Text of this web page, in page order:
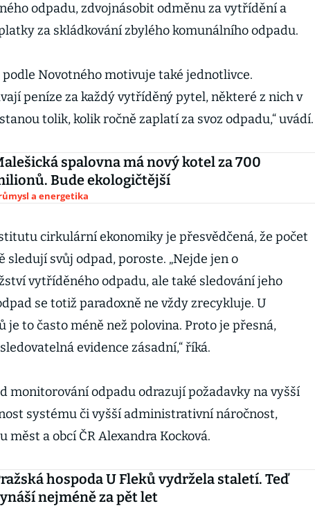
odpadu, zdvojnásobit odměnu za vytřídění a
za skládkování zbylého komunálního odpadu.
Novotného motivuje také jednotlivce.
peníze za každý vytříděný pytel, některé z nich v
tolik, kolik ročně zaplatí za svoz odpadu,“ uvádí.
spalovna má nový kotel za 700
Bude ekologičtější
a energetika
cirkulární ekonomiky je přesvědčená, že počet
sledují svůj odpad, poroste. „Nejde jen o
vytříděného odpadu, ale také sledování jeho
se totiž paradoxně ne vždy zrecykluje. U
je to často méně než polovina. Proto je přesná,
evidence zásadní,“ říká.
monitorování odpadu odrazují požadavky na vyšší
systému či vyšší administrativní náročnost,
měst a obcí ČR Alexandra Kocková.
hospoda U Fleků vydržela staletí. Teď
nejméně za pět let